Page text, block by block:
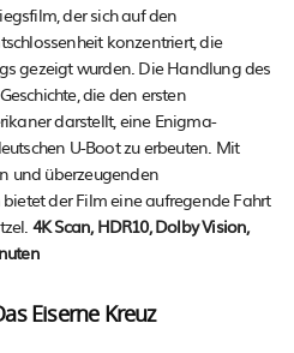
der sich auf den
konzentriert, die
gezeigt wurden. Die Handlung des
die den ersten
darstellt, eine Enigma-
U-Boot zu erbeuten. Mit
und überzeugenden
der Film eine aufregende Fahrt
4K Scan, HDR10, Dolby Vision,
Eiserne Kreuz